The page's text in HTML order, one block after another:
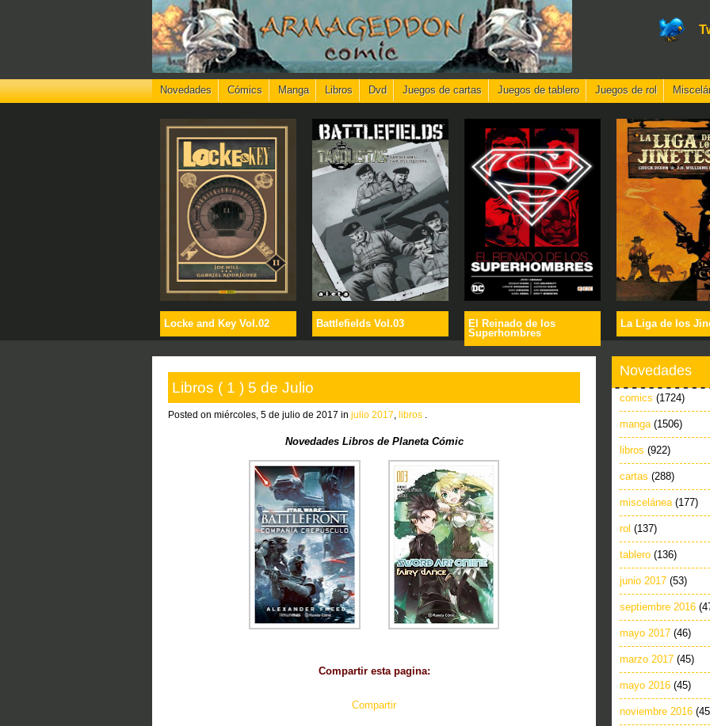
Novedades Cómics Manga Libros Dvd Juegos de cartas Juegos de tablero Juegos de rol
Locke and Key Vol.02 Battlefields Vol.03
El Reinado de los
Superhombres
La Liga de los
Libros ( 1 ) 5 de Julio
Posted on miércoles, 5 de julio de 2017 in julio 2017 libros
Novedades Libros de Planeta Cómic
Compartir esta pagina:
Compartir
Novedades
comics (1724)
manga (1506)
libros (922)
cartas (288)
miscelánea (177)
rol (137)
tablero (136)
junio 2017 (53)
septiembre 2016
mayo 2017 (46)
marzo 2017 (45)
mayo 2016 (45)
noviembre 2016